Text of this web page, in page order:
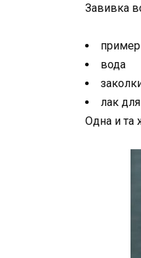
Завивка
вода
лак
Одна и та